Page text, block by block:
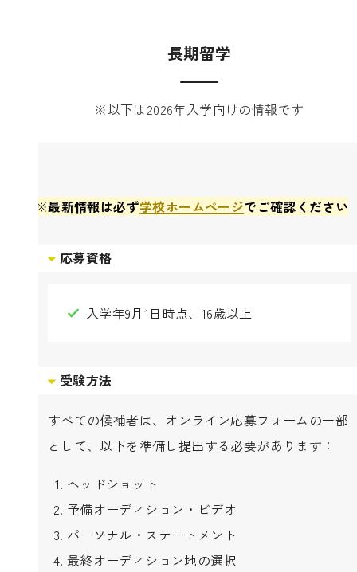
長期留学
※以下は2026年入学向けの情報です
※最新情報は必ず学校ホームページでご確認ください
応募資格
入学年9月1日時点、16歳以上
受験方法
すべての候補者は、オンライン応募フォームの一部
として、以下を準備し提出する必要があります：
ヘッドショット
予備オーディション・ビデオ
パーソナル・ステートメント
最終オーディション地の選択